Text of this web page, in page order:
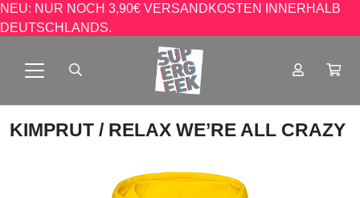
NEU: NUR NOCH 3,90€ VERSANDKOSTEN INNERHALB
DEUTSCHLANDS.
KIMPRUT / RELAX WE’RE ALL CRAZY